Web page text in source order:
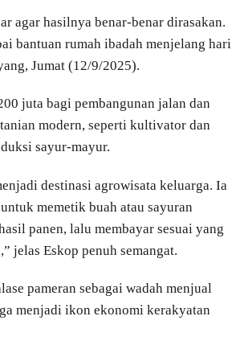
agar hasilnya benar-benar dirasakan.
bantuan rumah ibadah menjelang hari
Jumat (12/9/2025).
juta bagi pembangunan jalan dan
modern, seperti kultivator dan
sayur-mayur.
destinasi agrowisata keluarga. Ia
memetik buah atau sayuran
panen, lalu membayar sesuai yang
jelas Eskop penuh semangat.
pameran sebagai wadah menjual
menjadi ikon ekonomi kerakyatan